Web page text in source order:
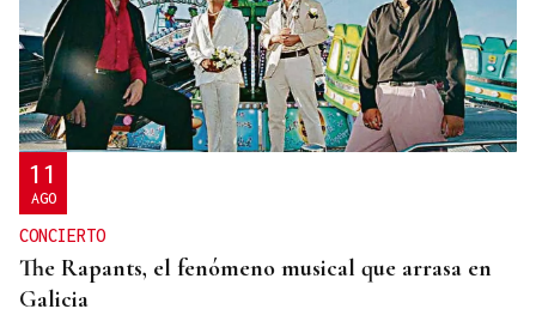
INTERNACIONALIZACIÓN
Sodercan ofrece un programa gratuito para
ayudar a las pymes cántabras a iniciarse en la
exportación
11
AGO
CONCIERTO
The Rapants, el fenómeno musical que arrasa en
Galicia